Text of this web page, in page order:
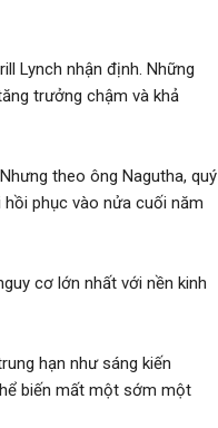
Lynch nhận định. Những
trưởng chậm và khả
theo ông Nagutha, quý
phục vào nửa cuối năm
cơ lớn nhất với nền kinh
hạn như sáng kiến
biến mất một sớm một